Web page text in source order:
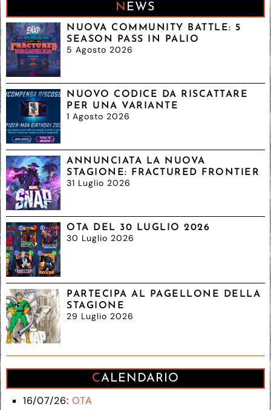
NEWS
NUOVA COMMUNITY BATTLE: 5
SEASON PASS IN PALIO
5 Agosto 2026
NUOVO CODICE DA RISCATTARE
PER UNA VARIANTE
1 Agosto 2026
ANNUNCIATA LA NUOVA
STAGIONE: FRACTURED FRONTIER
31 Luglio 2026
OTA DEL 30 LUGLIO 2026
30 Luglio 2026
PARTECIPA AL PAGELLONE DELLA
STAGIONE
29 Luglio 2026
CALENDARIO
16/07/26:OTA